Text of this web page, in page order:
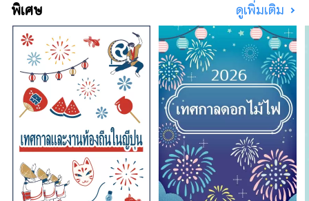
ซากิออนเซ็นก็ปรากฏอยู่ในวรรณกรรมมากมาย
โอบล้อมด้วยธรรมชาติ ให้คุณได้ผ่อนคลาย
ร่างกายและจิตใจ คุณสามารถพบกับเสียงที่น่า
จดจำ เช่น เสียงฟ้าร้องของน้ำวนนารูโตะบนเกาะ
อาวาจิ และเสียงแบบไดนามิกของเทศกาลดอกไม้
ไฟที่จัดขึ้นในสถานที่ต่างๆ ในฤดูร้อน ในสวน
สมุนไพรและสวนพฤกษศาสตร์ในจังหวัด คุณจะ
ได้รับการเยียวยาด้วยกลิ่นสมุนไพรและดอกไม้ที่
อ่อนโยนและน่ารื่นรมย์ตลอดสี่ฤดูกาล เพลิดเพลิน
ไปกับการเดินทางครั้งใหม่ในเฮียวโงะที่กระตุ้น
สัมผัสทั้งห้าของการมองเห็น การรับรส การสัมผัส
การได้ยิน และการดมกลิ่น
พิเศษ ดูเพิ่มเติม